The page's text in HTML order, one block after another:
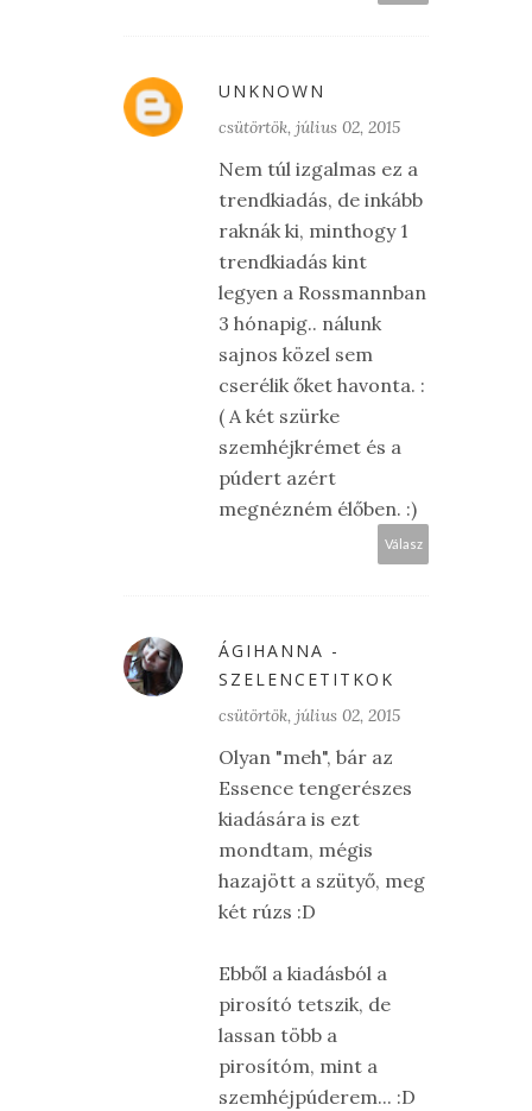
UNKNOWN
csütörtök, július 02, 2015
Nem túl izgalmas ez a
trendkiadás, de inkább
raknák ki, minthogy 1
trendkiadás kint
legyen a Rossmannban
3 hónapig.. nálunk
sajnos közel sem
cserélik őket havonta. :
( A két szürke
szemhéjkrémet és a
púdert azért
megnézném élőben. :)
Válasz
ÁGIHANNA -
SZELENCETITKOK
csütörtök, július 02, 2015
Olyan "meh", bár az
Essence tengerészes
kiadására is ezt
mondtam, mégis
hazajött a szütyő, meg
két rúzs :D
Ebből a kiadásból a
pirosító tetszik, de
lassan több a
pirosítóm, mint a
szemhéjpúderem... :D